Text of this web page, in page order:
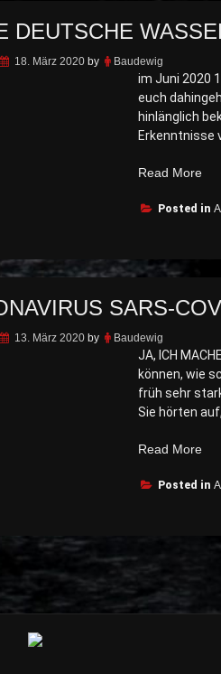
DEUTSCHE
18. März 2020by Baudewig
im Juni 2020
euch
hinlänglich
Erkenntnisse
Read More
Posted in
SARS-
13. März 2020by Baudewig
JA, ICH
können, wie
früh sehr
Sie hörten
Read More
Posted in